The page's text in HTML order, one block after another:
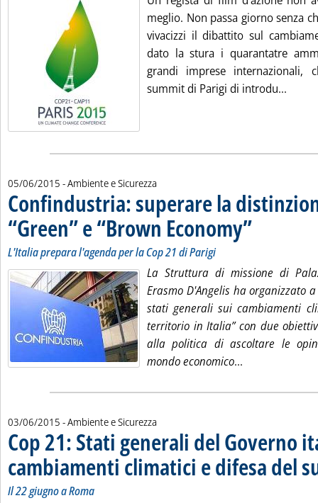
meglio. Non passa giorno senza
vivacizzi il dibattito sul
dato la stura i quarantatre
grandi imprese internazionali,
summit di Parigi di introdu...
05/06/2015 - Ambiente e Sicurezza
Confindustria: superare la
“Green” e “Brown Economy”. Sottotitolo:
. Pubblicata
L'Italia prepara l'agenda per la Cop 21 di Parigi
La Struttura di missione di
Erasmo D'Angelis ha organizzato
stati generali sui cambiamenti
territorio in Italia” con due
alla politica di ascoltare le
mondo economico...
03/06/2015 - Ambiente e Sicurezza
Cop 21: Stati generali del Governo
cambiamenti climatici e difesa del
Il 22 giugno a Roma